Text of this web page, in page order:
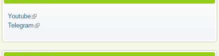
Youtube(внешняя ссылка)
Telegram (внешняя ссылка)